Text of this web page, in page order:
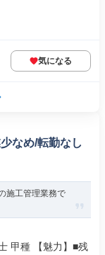
気になる
なめ/転勤なし
施工管理業務で
甲種 【魅力】■残